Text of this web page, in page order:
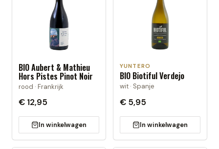
BIO Aubert & Mathieu
Hors Pistes Pinot Noir
rood · Frankrijk
€ 12,95
In winkelwagen
YUNTERO
BIO Biotiful Verdejo
wit · Spanje
€ 5,95
In winkelwagen